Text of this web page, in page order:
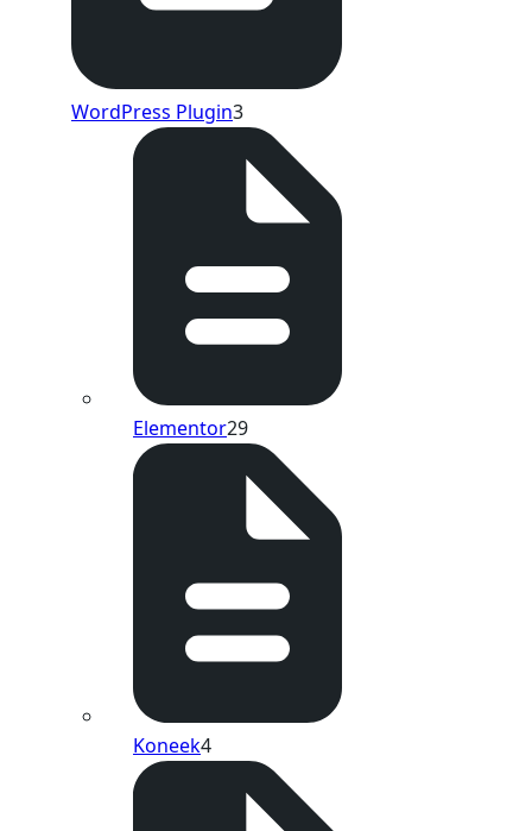
WordPress Plugin3
Elementor29
Koneek4